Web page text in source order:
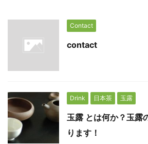
Contact
contact
Drink 日本茶 玉露
玉露 とは何か？玉露
ります！